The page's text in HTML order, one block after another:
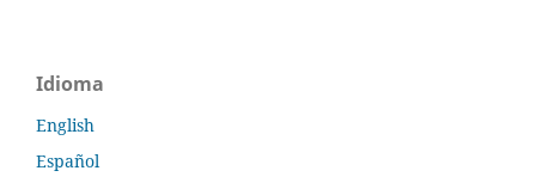
Idioma
English
Español